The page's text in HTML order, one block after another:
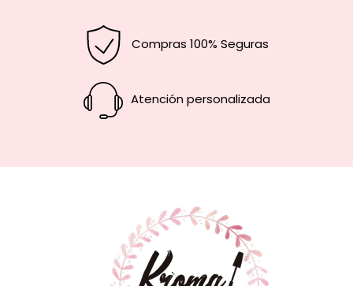
Compras 100% Seguras
Atención personalizada